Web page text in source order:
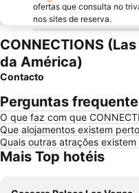
ofertas que consulta no
nos sites de reserva.
CONNECTIONS
da América)
Contacto
Perguntas
O que faz com que
Que alojamentos existem
Quais outras atrações
Mais Top hotéis